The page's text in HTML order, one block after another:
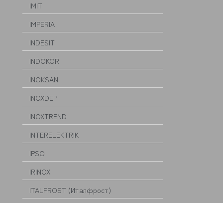
IMIT
IMPERIA
INDESIT
INDOKOR
INOKSAN
INOXDEP
INOXTREND
INTERELEKTRIK
IPSO
IRINOX
ITALFROST (Италфрост)